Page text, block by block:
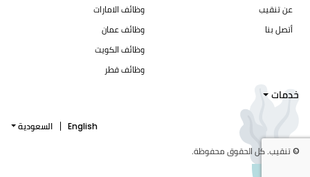
عن تنقيب
أتصل بنا
وظائف الامارات
وظائف عمان
وظائف الكويت
وظائف قطر
خدمات
© تنقيب. كل الحقوق محفوظة.
English السعودية